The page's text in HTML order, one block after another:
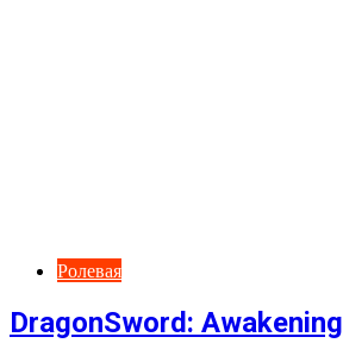
Ролевая
DragonSword: Awakening